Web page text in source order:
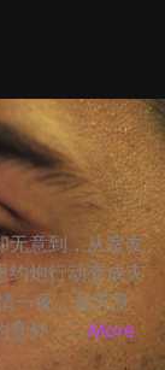
无意到，从室友
约炮行动变成灾
一夜，却无意
意外，... More